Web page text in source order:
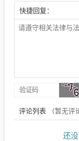
快捷回复：
评论列表 （暂无评
还